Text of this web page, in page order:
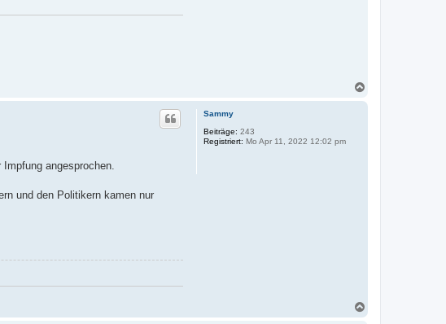
Sammy
Beiträge: 243
Registriert: Mo Apr 11, 2022 12:02 pm
angesprochen.
und den Politikern kamen nur